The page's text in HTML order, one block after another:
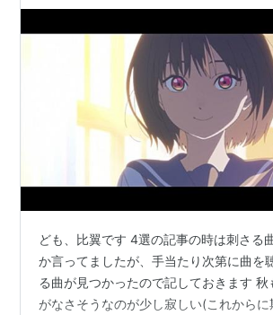
ども、比翼です 4選の記事の時は刺さる
か言ってましたが、手当たり次第に曲を
る曲が見つかったので記しておきます 秋
がなさそうなのが少し寂しい(これからに